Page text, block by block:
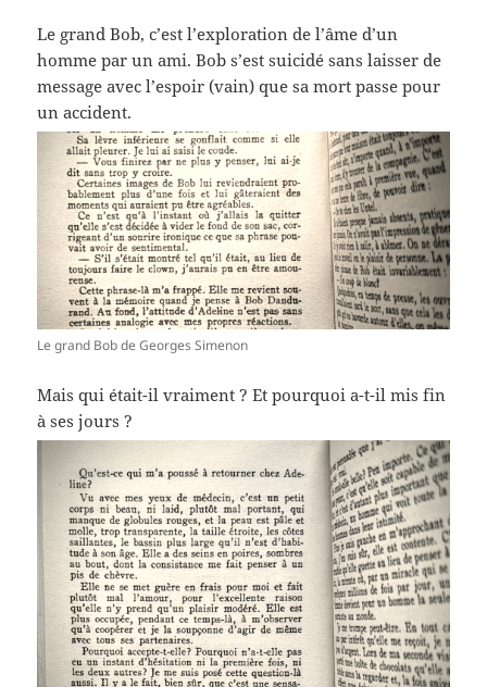
Le grand Bob, c’est l’exploration de l’âme d’un
homme par un ami. Bob s’est suicidé sans laisser de
message avec l’espoir (vain) que sa mort passe pour
un accident.
Le grand Bob de Georges Simenon
Mais qui était-il vraiment ? Et pourquoi a-t-il mis fin
à ses jours ?